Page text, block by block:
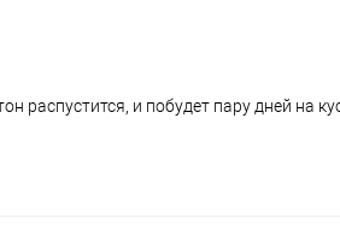
распустится, и побудет пару дней на